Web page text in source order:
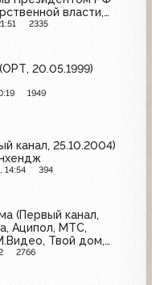
власти,
и
РФ
2335
20.05.1999)
1949
канал, 25.10.2004)
14:54 394
(Первый канал,
Аципол, МТС,
Твой дом,
Valio, Овесол,
2766